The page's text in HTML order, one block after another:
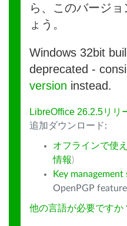
ら、このバージ
ょう。
Windows 32bit
deprecated -
version instead.
LibreOffice 26.2.5リリ
追加ダウンロード:
オフラインで使
情報)
Key
OpenPGP
他の言語が必要ですか